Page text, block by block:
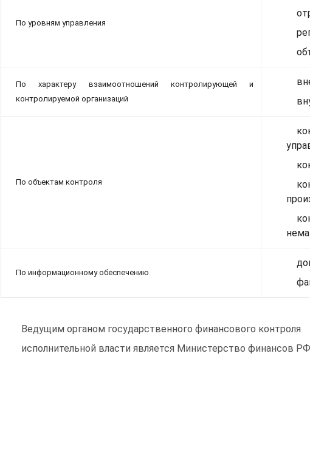
По уровням управления
По характеру взаимоотношений контролирующей и
контролируемой организаций
По объектам контроля
По информационному обеспечению
Ведущим органом государственного финансового контроля
исполнительной власти является Министерство финансов